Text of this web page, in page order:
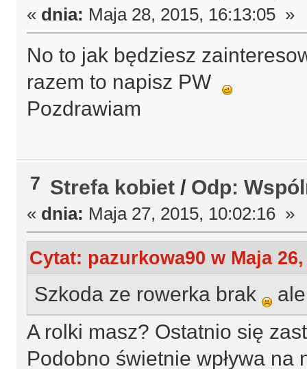
« dnia: Maja 28, 2015, 16:13:05 »
No to jak będziesz
razem to napisz PW
Pozdrawiam
7 Strefa kobiet / Odp:
« dnia: Maja 27, 2015, 10:02:16 »
Cytat: pazurkowa90 w Maja 26,
Szkoda ze rowerka brak
A rolki masz? Ostatnio się
Podobno świetnie wpływa na